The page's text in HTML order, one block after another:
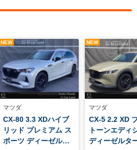
NEW
マツダ
CX-80 3.3 XDハイブ
リッド プレミアム ス
ポーツ ディーゼルタ
NEW
マツダ
CX-5 2.2 XD
トーンエディ
ディーゼルタ